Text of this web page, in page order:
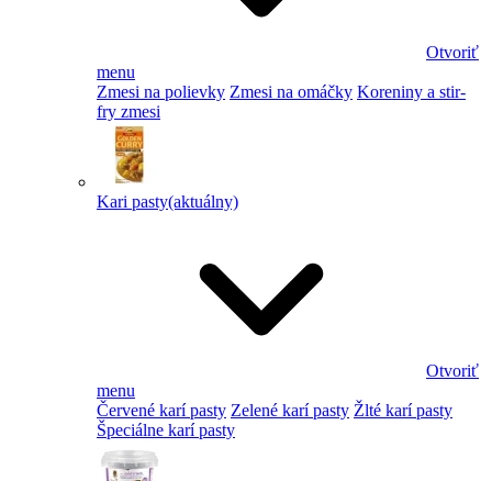
Otvoriť
menu
Zmesi na polievky Zmesi na omáčky Koreniny a stir-
fry zmesi
Kari pasty(aktuálny)
Otvoriť
menu
Červené karí pasty Zelené karí pasty Žlté karí pasty
Špeciálne karí pasty